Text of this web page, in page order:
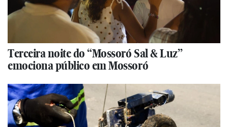
Terceira noite do “Mossoró Sal & Luz”
emociona público em Mossoró